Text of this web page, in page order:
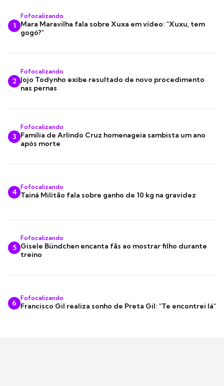
1
Fofocalizando
Mara Maravilha fala sobre Xuxa em vídeo: "Xuxu, tem
gogó?"
2
Fofocalizando
Jojo Todynho exibe resultado de novo procedimento
nas pernas
3
Fofocalizando
Família de Arlindo Cruz homenageia sambista um ano
após morte
4
Fofocalizando
Tainá Militão fala sobre ganho de 10 kg na gravidez
5
Fofocalizando
Gisele Bündchen encanta fãs ao mostrar filho durante
treino
6
Fofocalizando
Francisco Gil realiza sonho de Preta Gil: "Te encontrei lá"